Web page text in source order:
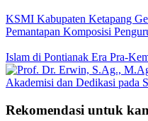
KSMI Kabupaten Ketapang
Pemantapan Komposisi
Islam di Pontianak Era Pra-
Akademisi dan Dedikasi pada
Rekomendasi untuk